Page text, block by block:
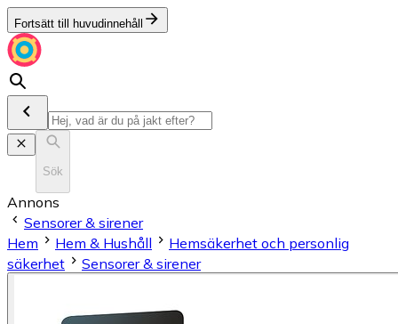
Fortsätt till huvudinnehåll
Sök
Annons
Sensorer & sirener
Hem
Hem & Hushåll
Hemsäkerhet och personlig
säkerhet
Sensorer & sirener